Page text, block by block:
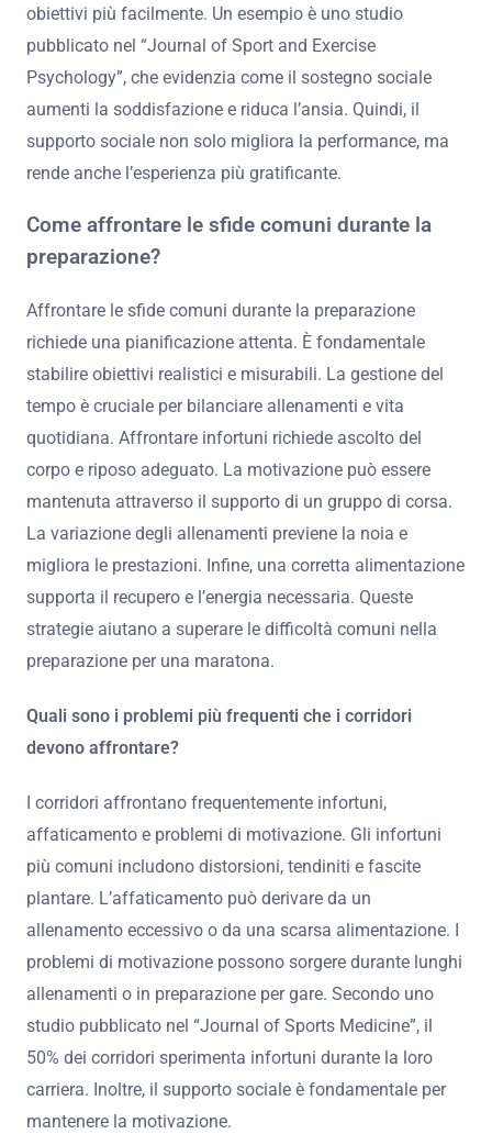
obiettivi più facilmente. Un esempio è uno studio
pubblicato nel “Journal of Sport and Exercise
Psychology”, che evidenzia come il sostegno sociale
aumenti la soddisfazione e riduca l’ansia. Quindi, il
supporto sociale non solo migliora la performance, ma
rende anche l’esperienza più gratificante.
Come affrontare le sfide comuni durante la
preparazione?
Affrontare le sfide comuni durante la preparazione
richiede una pianificazione attenta. È fondamentale
stabilire obiettivi realistici e misurabili. La gestione del
tempo è cruciale per bilanciare allenamenti e vita
quotidiana. Affrontare infortuni richiede ascolto del
corpo e riposo adeguato. La motivazione può essere
mantenuta attraverso il supporto di un gruppo di corsa.
La variazione degli allenamenti previene la noia e
migliora le prestazioni. Infine, una corretta alimentazione
supporta il recupero e l’energia necessaria. Queste
strategie aiutano a superare le difficoltà comuni nella
preparazione per una maratona.
Quali sono i problemi più frequenti che i corridori
devono affrontare?
I corridori affrontano frequentemente infortuni,
affaticamento e problemi di motivazione. Gli infortuni
più comuni includono distorsioni, tendiniti e fascite
plantare. L’affaticamento può derivare da un
allenamento eccessivo o da una scarsa alimentazione. I
problemi di motivazione possono sorgere durante lunghi
allenamenti o in preparazione per gare. Secondo uno
studio pubblicato nel “Journal of Sports Medicine”, il
50% dei corridori sperimenta infortuni durante la loro
carriera. Inoltre, il supporto sociale è fondamentale per
mantenere la motivazione.